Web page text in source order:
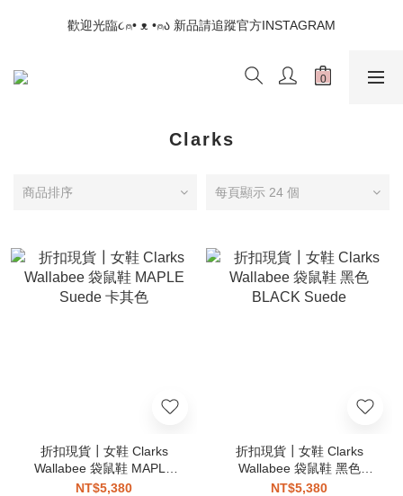
📣如果遇到結帳沒有反應，請另開瀏覽器 (不要直接從ig連結網站
下單)
歡迎光臨૮⍝• ᴥ •⍝ა 新品請追蹤官方INSTAGRAM
📣如果遇到結帳沒有反應，請另開瀏覽器 (不要直接從ig連結網站
Clarks
商品排序 每頁顯示 24 個
折扣現貨┃女鞋 Clarks
Wallabee 袋鼠鞋 MAPLE
Suede 卡其色
NT$5,380
折扣現貨┃女鞋 Clarks
Wallabee 袋鼠鞋 黑色
BLACK Suede
NT$5,380